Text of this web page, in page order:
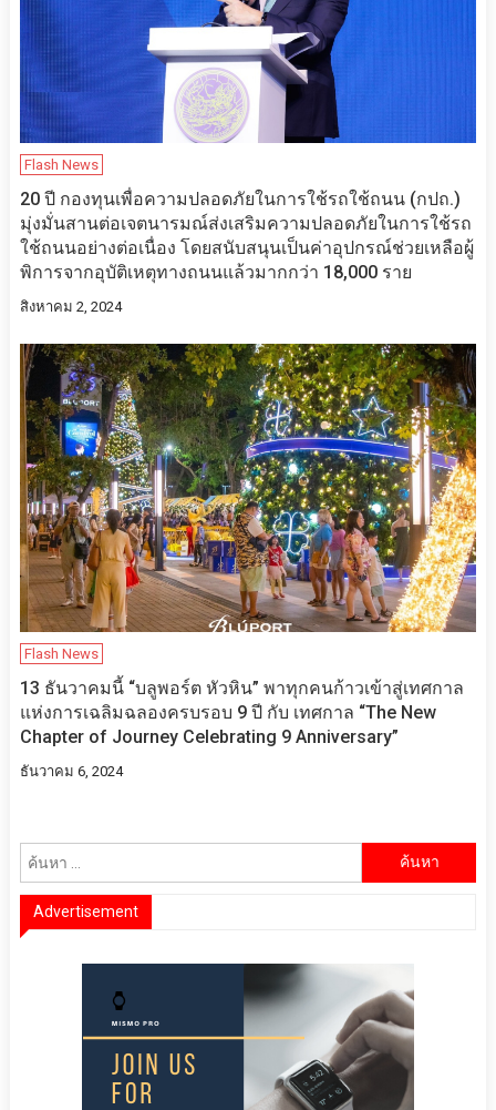
Flash News
20 ปี กองทุนเพื่อความปลอดภัยในการใช้รถใช้ถนน (กปถ.)
มุ่งมั่นสานต่อเจตนารมณ์ส่งเสริมความปลอดภัยในการใช้รถ
ใช้ถนนอย่างต่อเนื่อง โดยสนับสนุนเป็นค่าอุปกรณ์ช่วยเหลือผู้
พิการจากอุบัติเหตุทางถนนแล้วมากกว่า 18,000 ราย
สิงหาคม 2, 2024
Flash News
13 ธันวาคมนี้ “บลูพอร์ต หัวหิน” พาทุกคนก้าวเข้าสู่เทศกาล
แห่งการเฉลิมฉลองครบรอบ 9 ปี กับ เทศกาล “The New
Chapter of Journey Celebrating 9 Anniversary”
ธันวาคม 6, 2024
Advertisement